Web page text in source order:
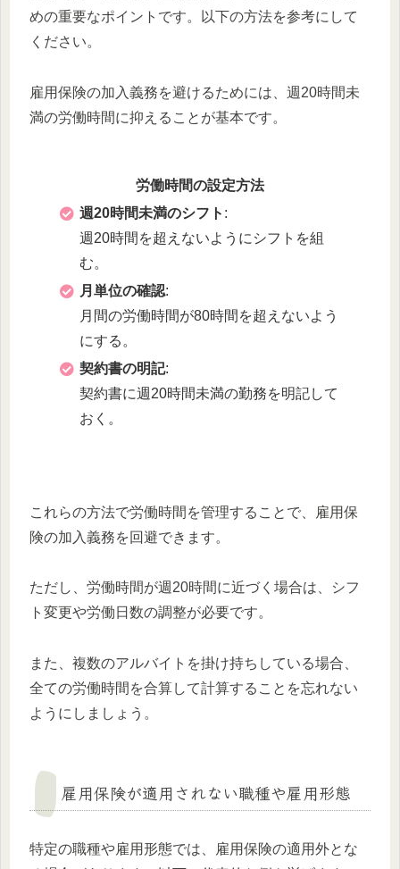
めの重要なポイントです。以下の方法を参考にして
ください。
雇用保険の加入義務を避けるためには、週20時間未
満の労働時間に抑えることが基本です。
労働時間の設定方法
週20時間未満のシフト :
週20時間を超えないようにシフトを組
む。
月単位の確認:
月間の労働時間が80時間を超えないよう
にする。
契約書の明記:
契約書に週20時間未満の勤務を明記して
おく。
これらの方法で労働時間を管理することで、雇用保
険の加入義務を回避できます。
ただし、労働時間が週20時間に近づく場合は、シフ
ト変更や労働日数の調整が必要です。
また、複数のアルバイトを掛け持ちしている場合、
全ての労働時間を合算して計算することを忘れない
ようにしましょう。
雇用保険が適用されない職種や雇用形態
特定の職種や雇用形態では、雇用保険の適用外とな